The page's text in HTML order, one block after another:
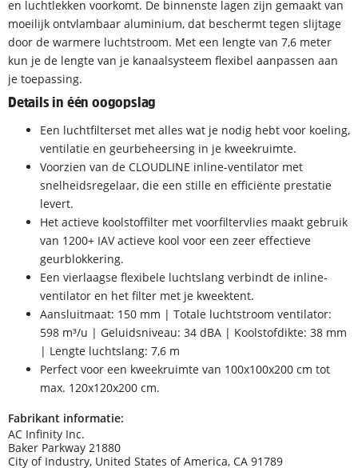
en luchtlekken voorkomt. De binnenste lagen zijn gemaakt van
moeilijk ontvlambaar aluminium, dat beschermt tegen slijtage
door de warmere luchtstroom. Met een lengte van 7,6 meter
kun je de lengte van je kanaalsysteem flexibel aanpassen aan
je toepassing.
Details in één oogopslag
Een luchtfilterset met alles wat je nodig hebt voor koeling,
ventilatie en geurbeheersing in je kweekruimte.
Voorzien van de CLOUDLINE inline-ventilator met
snelheidsregelaar, die een stille en efficiënte prestatie
levert.
Het actieve koolstoffilter met voorfiltervlies maakt gebruik
van 1200+ IAV actieve kool voor een zeer effectieve
geurblokkering.
Een vierlaagse flexibele luchtslang verbindt de inline-
ventilator en het filter met je kweektent.
Aansluitmaat: 150 mm | Totale luchtstroom ventilator:
598 m³/u | Geluidsniveau: 34 dBA | Koolstofdikte: 38 mm
| Lengte luchtslang: 7,6 m
Perfect voor een kweekruimte van 100x100x200 cm tot
max. 120x120x200 cm.
Fabrikant informatie:
AC Infinity Inc.
Baker Parkway 21880
City of Industry, United States of America, CA 91789